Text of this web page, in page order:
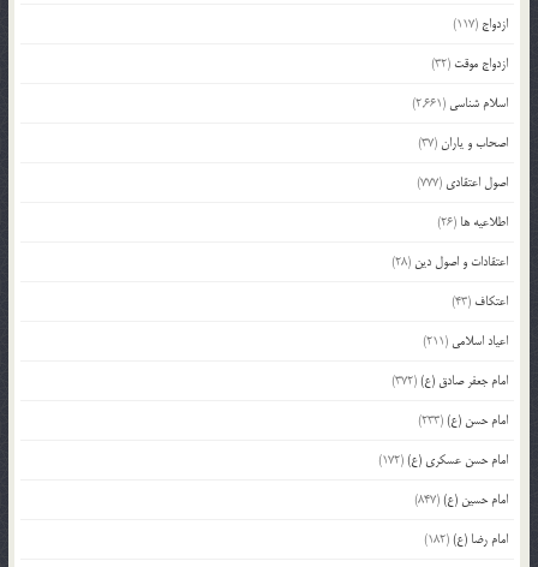
ازدواج (117)
ازدواج موقت (32)
اسلام شناسی (2,661)
اصحاب و یاران(37)
اصول اعتقادی (777)
اطلاعیه ها (26)
اعتقادات و اصول دین (28)
اعتکاف (43)
اعیاد اسلامی (211)
امام جعفر صادق (ع)(372)
امام حسن (ع)(233)
امام حسن عسکری (ع)(172)
امام حسین (ع)(847)
امام رضا (ع)(182)